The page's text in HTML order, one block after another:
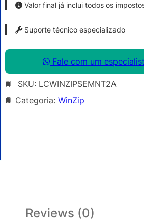
Valor final já inclui todos os
Suporte técnico especializado
Fale com um
SKU: LCWINZIPSEMNT2A
Categoria: WinZip
Reviews (0)